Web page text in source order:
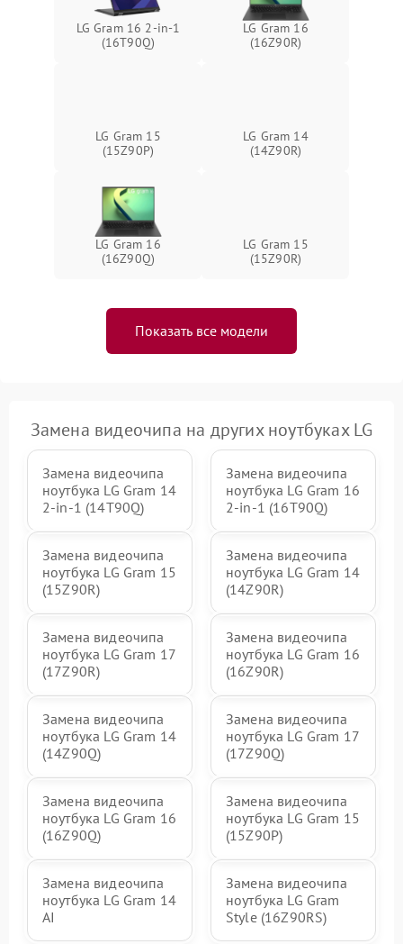
LG Gram 16 2-in-1
(16T90Q)
LG Gram 16
(16Z90R)
LG Gram 15
(15Z90P)
LG Gram 14
(14Z90R)
LG Gram 16
(16Z90Q)
LG Gram 15
(15Z90R)
Показать все модели
Замена видеочипа на других ноутбуках LG
Замена видеочипа
ноутбука LG Gram 14
2-in-1 (14T90Q)
Замена видеочипа
ноутбука LG Gram 16
2-in-1 (16T90Q)
Замена видеочипа
ноутбука LG Gram 15
(15Z90R)
Замена видеочипа
ноутбука LG Gram 14
(14Z90R)
Замена видеочипа
ноутбука LG Gram 17
(17Z90R)
Замена видеочипа
ноутбука LG Gram 16
(16Z90R)
Замена видеочипа
ноутбука LG Gram 14
(14Z90Q)
Замена видеочипа
ноутбука LG Gram 17
(17Z90Q)
Замена видеочипа
ноутбука LG Gram 16
(16Z90Q)
Замена видеочипа
ноутбука LG Gram 15
(15Z90P)
Замена видеочипа
ноутбука LG Gram 14
AI
Замена видеочипа
ноутбука LG Gram
Style (16Z90RS)